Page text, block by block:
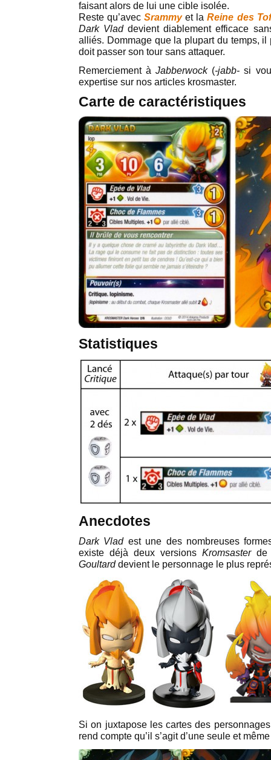
faisant alors de lui une cible isolée.
Reste qu’avecSrammy et laReine des
Dark Vladdevient diablement efficace
alliés. Dommage que la plupart du temps,
doit passer son tour sans attaquer.
Remerciement àJabberwock(-jabb- si
expertise sur nos articles krosmaster.
Carte de caractéristiques
Statistiques
Anecdotes
Dark Vladest une des nombreuses
existe déjà deux versions Kromsaster
Goultarddevient le personnage le plus
Si on juxtapose les cartes des
rend compte qu’il s’agit d’une seule et